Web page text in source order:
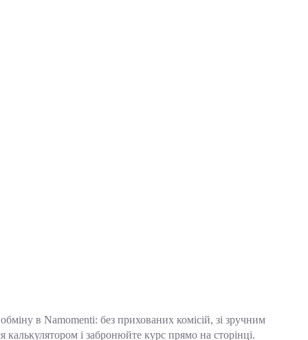
в Namomenti: без прихованих комісій, зі зручним
і забронюйте курс прямо на сторінці.